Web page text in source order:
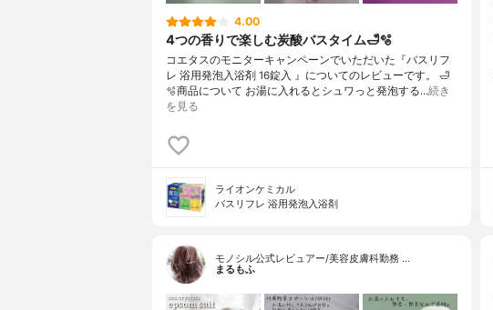
4.00
4つの香りで楽しむ炭酸バスタイム🛁🫧
コエタスのモニターキャンペーンでいただいた『バスリフ
レ 浴用発泡入浴剤 16錠入 』についてのレビューです。 🛁
🫧商品について お湯に入れるとシュワっと発泡する…続き
を見る
ライオンケミカル
バスリフレ 浴用発泡入浴剤
モノシル公式レビュアー/美容皮膚科勤務 …
まるもふ